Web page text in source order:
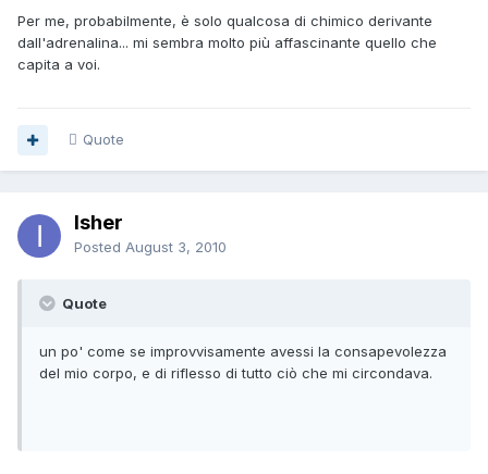
Per me, probabilmente, è solo qualcosa di chimico derivante
dall'adrenalina... mi sembra molto più affascinante quello che
capita a voi.
Quote
Isher
Posted August 3, 2010
Quote
un po' come se improvvisamente avessi la consapevolezza
del mio corpo, e di riflesso di tutto ciò che mi circondava.